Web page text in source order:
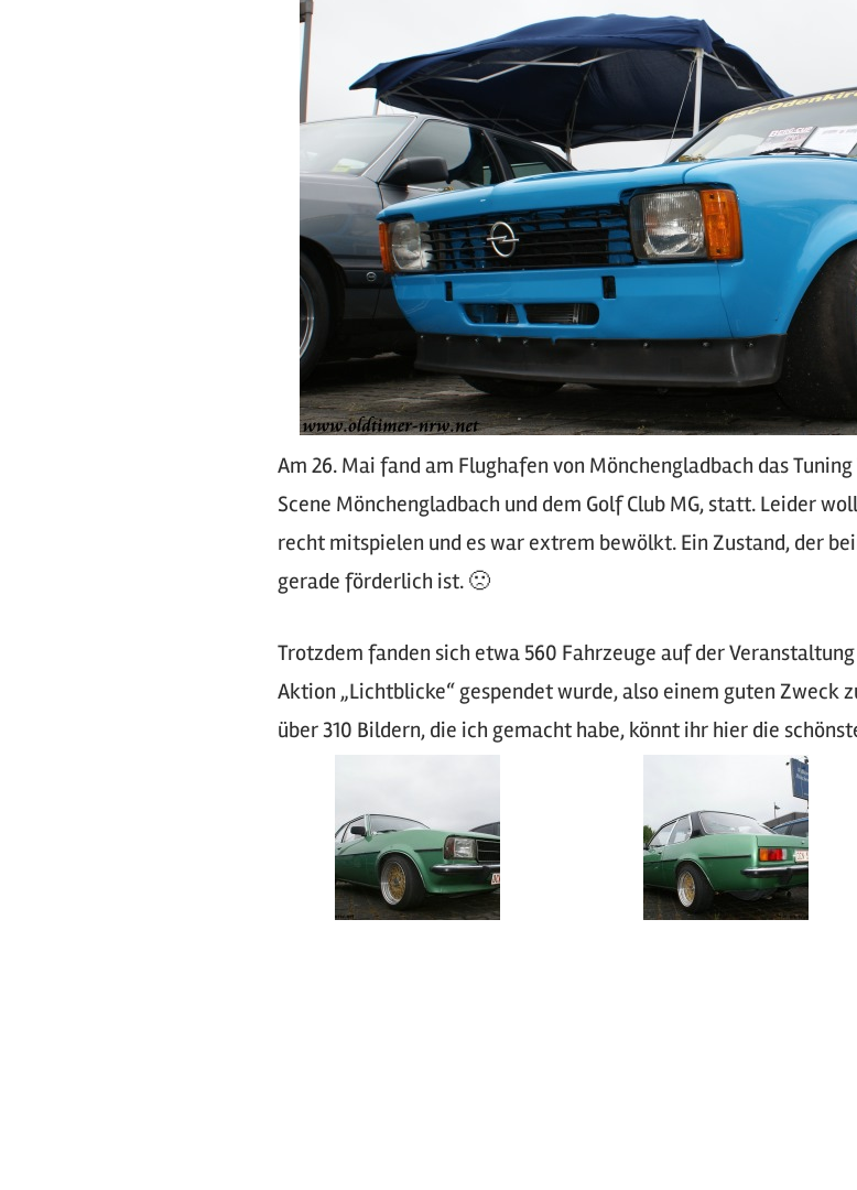
Am 26. Mai fand am Flughafen von Mönchengladbach das
Scene Mönchengladbach und dem Golf Club MG, statt. Leider
recht mitspielen und es war extrem bewölkt. Ein Zustand, der
gerade förderlich ist. 🙁
Trotzdem fanden sich etwa 560 Fahrzeuge auf der
Aktion „Lichtblicke“ gespendet wurde, also einem guten Zweck
über 310 Bildern, die ich gemacht habe, könnt ihr hier die